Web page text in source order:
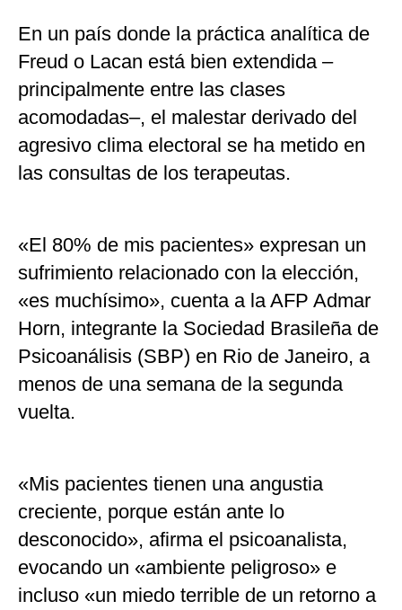
En un país donde la práctica analítica de
Freud o Lacan está bien extendida –
principalmente entre las clases
acomodadas–, el malestar derivado del
agresivo clima electoral se ha metido en
las consultas de los terapeutas.
«El 80% de mis pacientes» expresan un
sufrimiento relacionado con la elección,
«es muchísimo», cuenta a la AFP Admar
Horn, integrante la Sociedad Brasileña de
Psicoanálisis (SBP) en Rio de Janeiro, a
menos de una semana de la segunda
vuelta.
«Mis pacientes tienen una angustia
creciente, porque están ante lo
desconocido», afirma el psicoanalista,
evocando un «ambiente peligroso» e
incluso «un miedo terrible de un retorno a